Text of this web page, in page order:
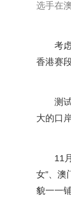
选手在
考
香港赛
测
大的口
11
女”、
貌一一